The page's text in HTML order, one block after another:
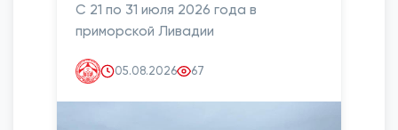
С 21 по 31 июля 2026 года в
приморской Ливадии
05.08.2026 67